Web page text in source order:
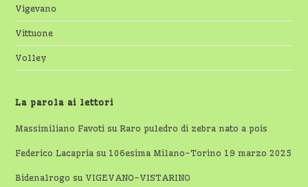
Vigevano
Vittuone
Volley
La parola ai lettori
Massimiliano Favoti suRaro puledro di zebra nato a pois
Federico Lacapria su 106esima Milano-Torino 19 marzo 2025
Bidenalrogo su VIGEVANO-VISTARINO